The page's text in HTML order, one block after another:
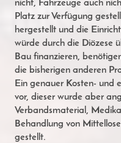
nicht, Fahrzeuge auch
Platz zur Verfügung
hergestellt und die
würde durch die Diözese
Bau finanzieren,
die bisherigen anderen
Ein genauer Kosten- und
vor, dieser wurde aber
Verbandsmaterial,
Behandlung von
gestellt.